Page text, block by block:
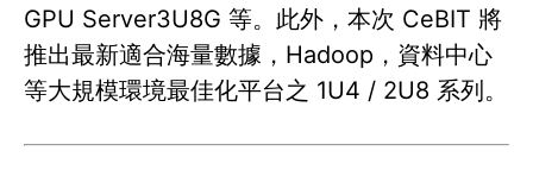
GPU Server3U8G 等。此外，本次 CeBIT 將
推出最新適合海量數據，Hadoop，資料中心
等大規模環境最佳化平台之 1U4 / 2U8 系列。